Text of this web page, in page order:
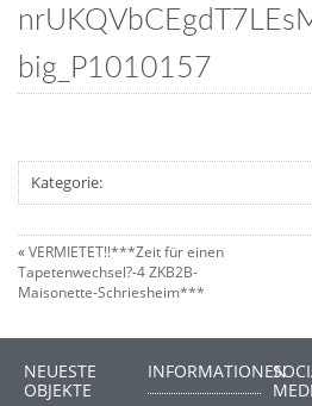
big_P1010157
Kategorie:
«VERMIETET!!***Zeit für einen
Tapetenwechsel?-4 ZKB2B-
Maisonette-Schriesheim***
NEUESTE
OBJEKTE
INFORMATIONEN